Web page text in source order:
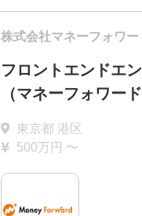
株式会社マネーフォワー
フロントエンドエ
（マネーフォワー
東京都 港区
500万円 〜